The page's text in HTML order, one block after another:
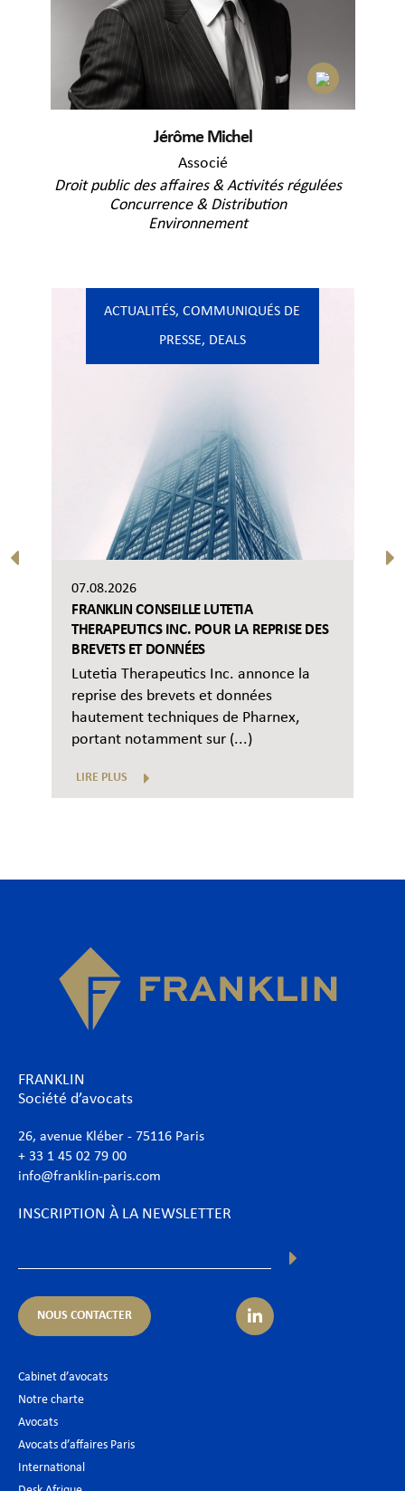
Jérôme Michel
Associé
Droit public des affaires & Activités régulées
Concurrence & Distribution
Environnement
ACTUALITÉS,COMMUNIQUÉS DE
PRESSE, DEALS
07.08.2026
FRANKLIN CONSEILLE LUTETIA
THERAPEUTICS INC. POUR LA REPRISE DES
BREVETS ET DONNÉES
Lutetia Therapeutics Inc. annonce la
reprise des brevets et données
hautement techniques de Pharnex,
portant notamment sur (...)
LIRE PLUS
FRANKLIN
Société d’avocats
26, avenue Kléber - 75116 Paris
+ 33 1 45 02 79 00
info@franklin-paris.com
INSCRIPTION À LA NEWSLETTER
NOUS CONTACTER
Cabinet d’avocats
Notre charte
Avocats
Avocats d’affaires Paris
International